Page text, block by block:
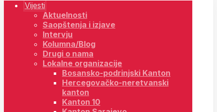
Vijesti
Aktuelnosti
Saopštenja i izjave
Intervju
Kolumna/Blog
Drugi o nama
Lokalne organizacije
Bosansko-podrinjski Kanton
Hercegovačko-neretvanski
kanton
Kanton 10